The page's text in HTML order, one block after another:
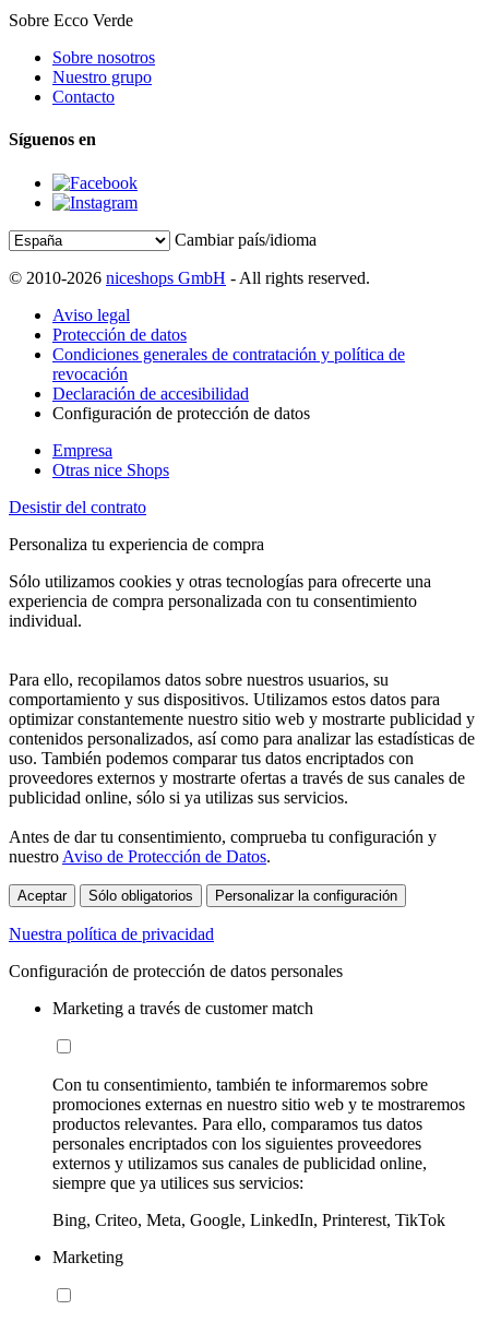
Sobre Ecco Verde
Sobre nosotros
Nuestro grupo
Contacto
Síguenos en
Cambiar país/idioma
© 2010-2026 niceshops GmbH - All rights reserved.
Aviso legal
Protección de datos
Condiciones generales de contratación y política de
revocación
Declaración de accesibilidad
Configuración de protección de datos
Empresa
Otras nice Shops
Desistir del contrato
Personaliza tu experiencia de compra
Sólo utilizamos cookies y otras tecnologías para ofrecerte una
experiencia de compra personalizada con tu consentimiento
individual.
Para ello, recopilamos datos sobre nuestros usuarios, su
comportamiento y sus dispositivos. Utilizamos estos datos para
optimizar constantemente nuestro sitio web y mostrarte publicidad y
contenidos personalizados, así como para analizar las estadísticas de
uso. También podemos comparar tus datos encriptados con
proveedores externos y mostrarte ofertas a través de sus canales de
publicidad online, sólo si ya utilizas sus servicios.
Antes de dar tu consentimiento, comprueba tu configuración y
nuestro Aviso de Protección de Datos.
Aceptar Sólo obligatorios Personalizar la configuración
Nuestra política de privacidad
Configuración de protección de datos personales
Marketing a través de customer match
Con tu consentimiento, también te informaremos sobre
promociones externas en nuestro sitio web y te mostraremos
productos relevantes. Para ello, comparamos tus datos
personales encriptados con los siguientes proveedores
externos y utilizamos sus canales de publicidad online,
siempre que ya utilices sus servicios:
Bing, Criteo, Meta, Google, LinkedIn, Printerest, TikTok
Marketing